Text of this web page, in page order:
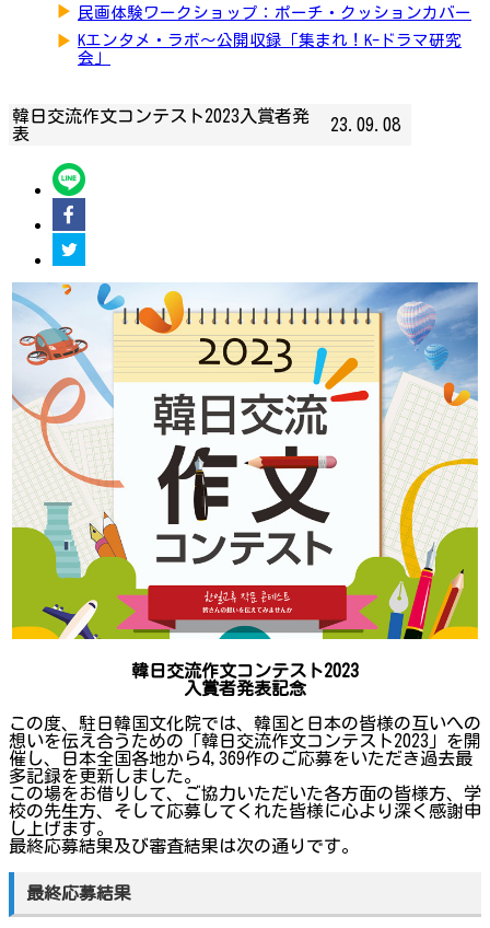
▶ 民画体験ワークショップ：ポーチ・クッションカバー
▶ Kエンタメ・ラボ～公開収録「集まれ！K-ドラマ研究
会」
韓日交流作文コンテスト2023入賞者発
表
23.09.08
韓日交流作文コンテスト2023
入賞者発表記念
この度、駐日韓国文化院では、韓国と日本の皆様の互いへの
想いを伝え合うための「韓日交流作文コンテスト2023」を開
催し、日本全国各地から4,369作のご応募をいただき過去最
多記録を更新しました。
この場をお借りして、ご協力いただいた各方面の皆様方、学
校の先生方、そして応募してくれた皆様に心より深く感謝申
し上げます。
最終応募結果及び審査結果は次の通りです。
最終応募結果